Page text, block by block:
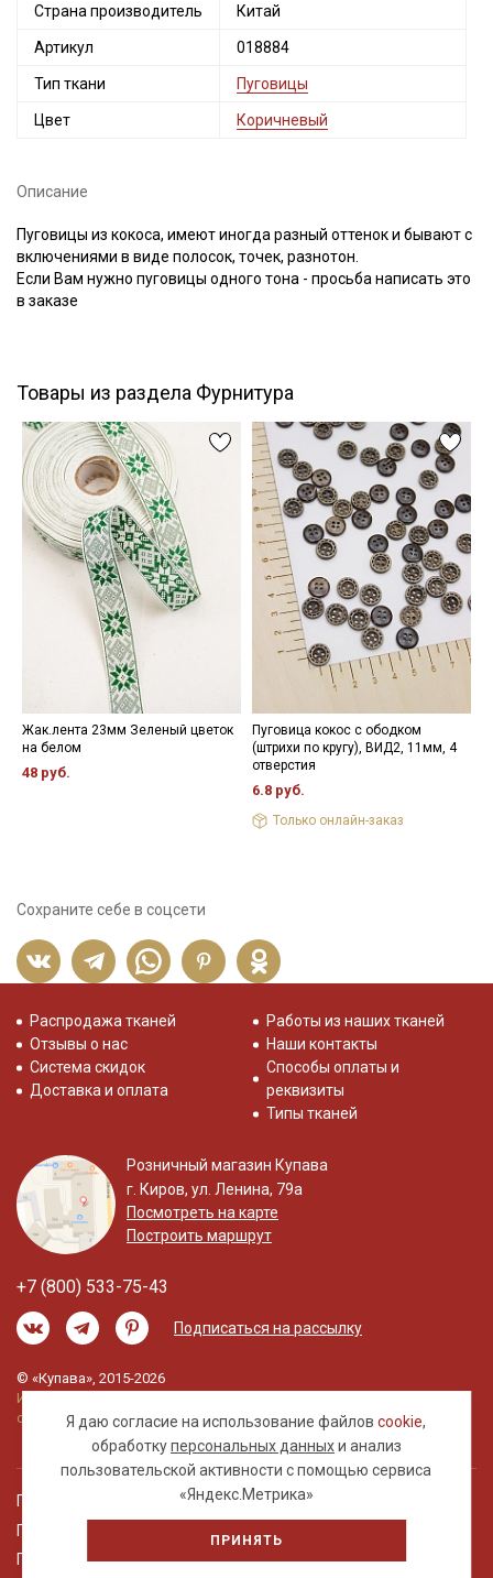
Страна производитель Китай
Артикул 018884
Тип ткани Пуговицы
Цвет Коричневый
Описание
Пуговицы из кокоса, имеют иногда разный оттенок и бывают с
включениями в виде полосок, точек, разнотон.
Если Вам нужно пуговицы одного тона - просьба написать это
в заказе
Товары из раздела Фурнитура
Жак.лента 23мм Зеленый цветок
на белом
48 руб.
Пуговица кокос с ободком
(штрихи по кругу), ВИД2, 11мм, 4
отверстия
6.8 руб.
Только онлайн-заказ
Сохраните себе в соцсети
Я даю согласие на использование файловcookie,
обработкуперсональных данныхи анализ
пользовательской активности с помощью сервиса
«Яндекс.Метрика»
ПРИНЯТЬ
Распродажа тканей
Отзывы о нас
Система скидок
Доставка и оплата
Работы из наших тканей
Наши контакты
Способы оплаты и
реквизиты
Типы тканей
Розничный магазин Купава
г. Киров, ул. Ленина, 79а
Посмотреть на карте
Построить маршрут
+7 (800) 533-75-43
Подписаться на рассылку
© «Купава», 2015-2026
Информация на сайте не является публичной
офертой.
Правовая информация
Политика обработки персональных данных
Пользовательское соглашение
Электронная почта
Ознакомлен(а) сПолитикой обработки персональных
данныхи даю Согласие на обработку персональных
данных